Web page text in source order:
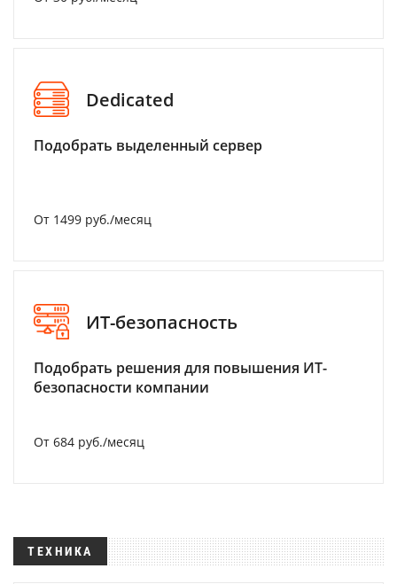
Dedicated
Подобрать выделенный сервер
От 1499 руб./месяц
ИТ-безопасность
Подобрать решения для повышения ИТ-
безопасности компании
От 684 руб./месяц
ТЕХНИКА